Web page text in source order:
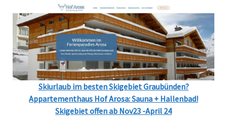
Skiurlaub im besten Skigebiet Graubünden?
Appartementhaus Hof Arosa: Sauna + Hallenbad!
Skigebiet offen ab Nov23 -April 24